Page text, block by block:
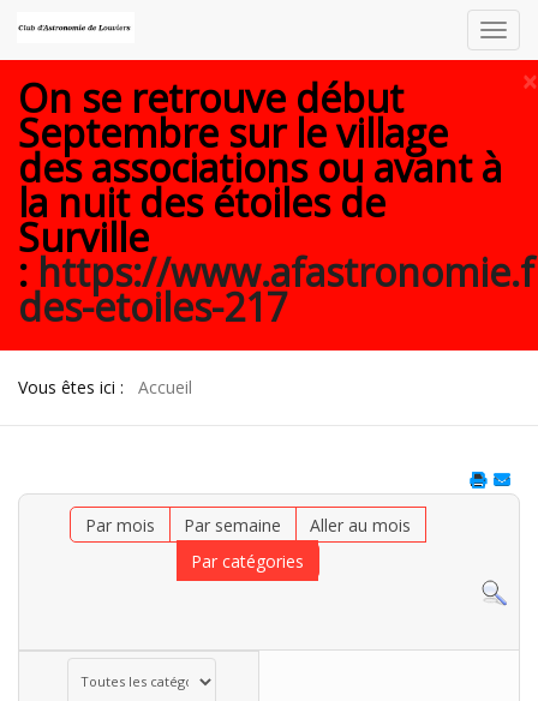
×
On se retrouve début
Septembre sur le village
des associations ou avant à
la nuit des étoiles de
Surville
: https://
des-etoiles-217
Vous êtes ici : Accueil
Par mois Par semaine
Aller au mois
Par catégories